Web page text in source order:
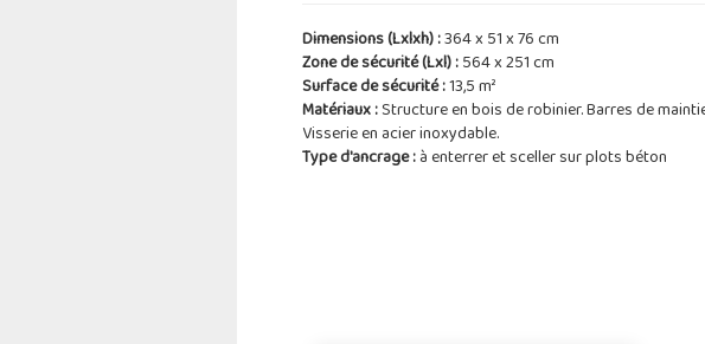
Dimensions (Lxlxh) :364 x 51 x 76 cm
Zone de sécurité (Lxl) :564 x 251 cm
Surface de sécurité :13,5 m²
Matériaux :Structure en bois de robinier. Barres de
Visserie en acier inoxydable.
Type d'ancrage :à enterrer et sceller sur plots béton